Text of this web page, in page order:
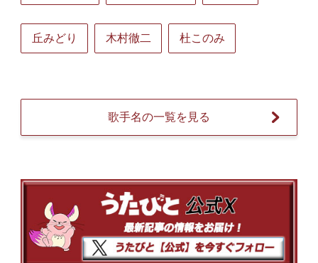
丘みどり 木村徹二 杜このみ
歌手名の一覧を見る